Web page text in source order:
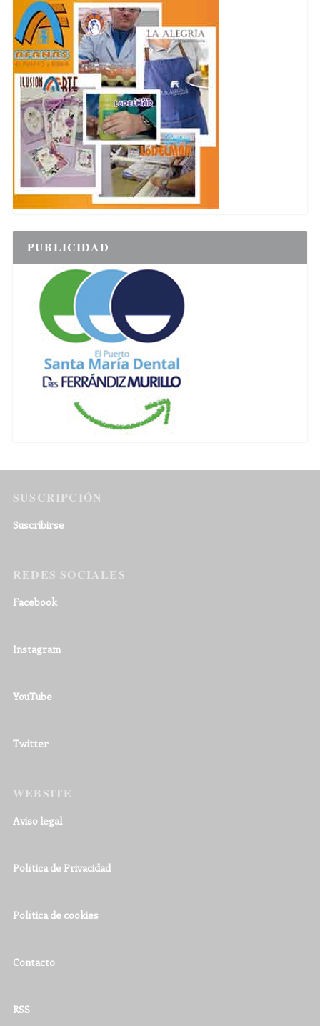
PUBLICIDAD
SUSCRIPCIÓN
Suscribirse
REDES SOCIALES
Facebook
Instagram
YouTube
Twitter
WEBSITE
Aviso legal
Política de Privacidad
Política de cookies
Contacto
RSS